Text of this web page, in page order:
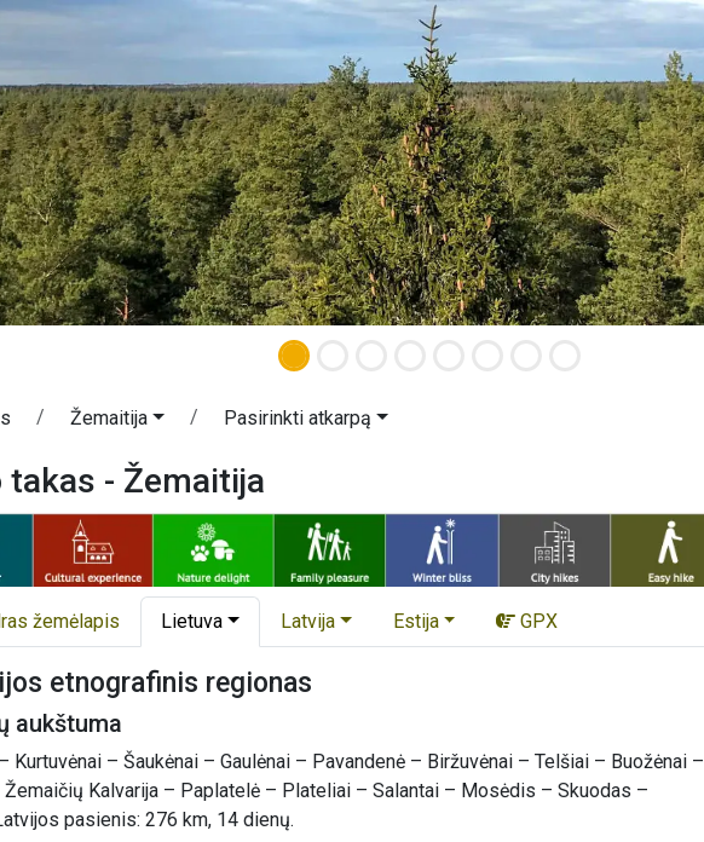
Žemaitija Pasirinkti atkarpą
takas - Žemaitija
žemėlapis Lietuva Latvija Estija GPX
etnografinis regionas
aukštuma
Kurtuvėnai – Šaukėnai – Gaulėnai – Pavandenė – Biržuvėnai – Telšiai – Buožėnai –
Kalvarija – Paplatelė – Plateliai – Salantai – Mosėdis – Skuodas –
pasienis: 276 km, 14 dienų.